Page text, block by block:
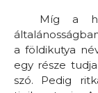
Míg a
a földikutya
egy része
szó. Pedig